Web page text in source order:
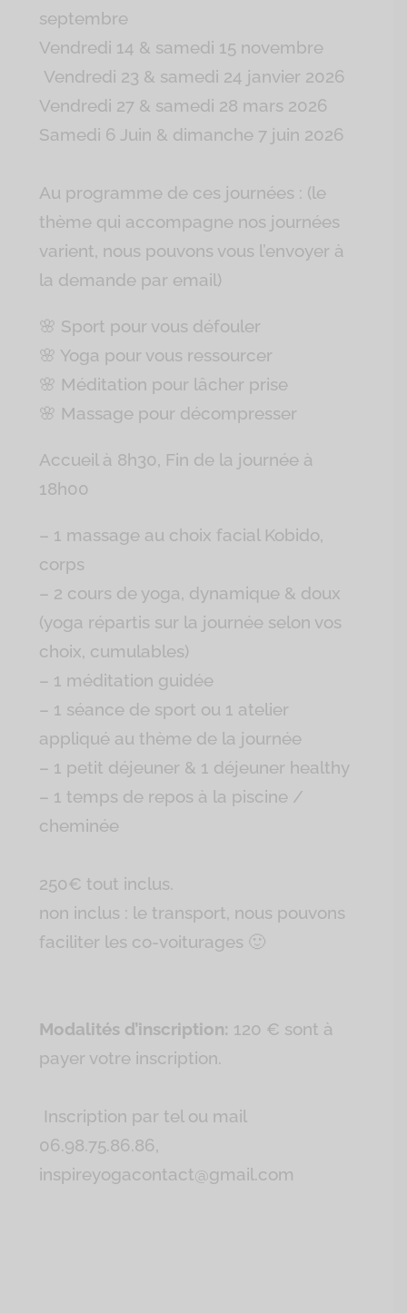
septembre
Vendredi 14 & samedi 15 novembre
Vendredi 23 & samedi 24 janvier 2026
Vendredi 27 & samedi 28 mars 2026
Samedi 6 Juin & dimanche 7 juin 2026
Au programme de ces journées : (le
thème qui accompagne nos journées
varient, nous pouvons vous l’envoyer à
la demande par email)
🌸 Sport pour vous défouler
🌸 Yoga pour vous ressourcer
🌸 Méditation pour lâcher prise
🌸 Massage pour décompresser
Accueil à 8h30, Fin de la journée à
18h00
– 1 massage au choix facial Kobido,
corps
– 2 cours de yoga, dynamique & doux
(yoga répartis sur la journée selon vos
choix, cumulables)
– 1 méditation guidée
– 1 séance de sport ou 1 atelier
appliqué au thème de la journée
– 1 petit déjeuner & 1 déjeuner healthy
– 1 temps de repos à la piscine /
cheminée
250€ tout inclus.
non inclus : le transport, nous pouvons
faciliter les co-voiturages 🙂
Modalités d’inscription: 120 € sont à
payer votre inscription.
Inscription par tel ou mail
06.98.75.86.86,
inspireyogacontact@gmail.com